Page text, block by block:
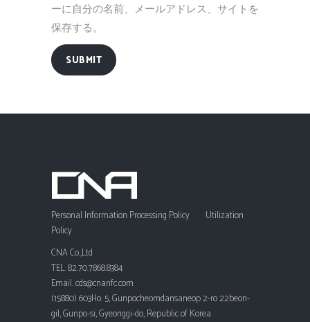
ーに自分の名前、メールアドレス、サイトを
保存する。
SUBMIT
Personal Information Processing Policy
Utilization
Policy
CNA Co.,Ltd
TEL. 82.70.7868.8384
Email. cds@cnanfc.com
(15880) 603Ho. 5, Gunpocheomdansaneop 2-ro 22beon-
gil, Gunpo-si, Gyeonggi-do, Republic of Korea